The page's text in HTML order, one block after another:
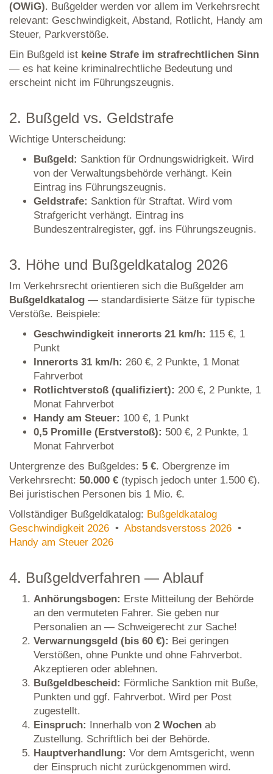
(OWiG). Bußgelder werden vor allem im Verkehrsrecht
relevant: Geschwindigkeit, Abstand, Rotlicht, Handy am
Steuer, Parkverstöße.
Ein Bußgeld ist keine Strafe im strafrechtlichen Sinn
— es hat keine kriminalrechtliche Bedeutung und
erscheint nicht im Führungszeugnis.
2. Bußgeld vs. Geldstrafe
Wichtige Unterscheidung:
Bußgeld: Sanktion für Ordnungswidrigkeit. Wird
von der Verwaltungsbehörde verhängt. Kein
Eintrag ins Führungszeugnis.
Geldstrafe: Sanktion für Straftat. Wird vom
Strafgericht verhängt. Eintrag ins
Bundeszentralregister, ggf. ins Führungszeugnis.
3. Höhe und Bußgeldkatalog 2026
Im Verkehrsrecht orientieren sich die Bußgelder am
Bußgeldkatalog — standardisierte Sätze für typische
Verstöße. Beispiele:
Geschwindigkeit innerorts 21 km/h: 115 €, 1
Punkt
Innerorts 31 km/h: 260 €, 2 Punkte, 1 Monat
Fahrverbot
Rotlichtverstoß (qualifiziert): 200 €, 2 Punkte, 1
Monat Fahrverbot
Handy am Steuer: 100 €, 1 Punkt
0,5 Promille (Erstverstoß): 500 €, 2 Punkte, 1
Monat Fahrverbot
Untergrenze des Bußgeldes: 5 €. Obergrenze im
Verkehrsrecht: 50.000 € (typisch jedoch unter 1.500 €).
Bei juristischen Personen bis 1 Mio. €.
Vollständiger Bußgeldkatalog: Bußgeldkatalog
Geschwindigkeit 2026 • Abstandsverstoss 2026 •
Handy am Steuer 2026
4. Bußgeldverfahren — Ablauf
Anhörungsbogen: Erste Mitteilung der Behörde
an den vermuteten Fahrer. Sie geben nur
Personalien an — Schweigerecht zur Sache!
Verwarnungsgeld (bis 60 €): Bei geringen
Verstößen, ohne Punkte und ohne Fahrverbot.
Akzeptieren oder ablehnen.
Bußgeldbescheid: Förmliche Sanktion mit Buße,
Punkten und ggf. Fahrverbot. Wird per Post
zugestellt.
Einspruch: Innerhalb von 2 Wochen ab
Zustellung. Schriftlich bei der Behörde.
Hauptverhandlung: Vor dem Amtsgericht, wenn
der Einspruch nicht zurückgenommen wird.